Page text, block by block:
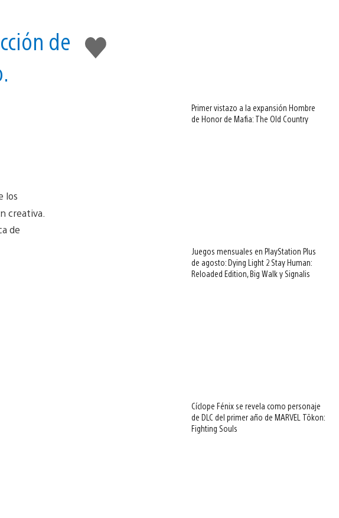
Me
gusta
de
los
creativa.
de
Primer vistazo a la expansión Hombre
de Honor de Mafia: The Old Country
Juegos mensuales en PlayStation Plus
de agosto: Dying Light 2 Stay Human:
Reloaded Edition, Big Walk y Signalis
Cíclope Fénix se revela como personaje
de DLC del primer año de MARVEL Tōkon:
Fighting Souls